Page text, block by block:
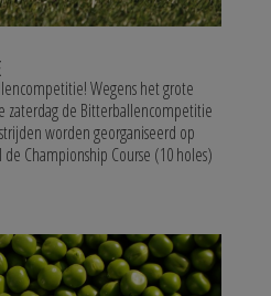
Wegens het grote
zaterdag de Bitterballencompetitie
worden georganiseerd op
Championship Course (10 holes)